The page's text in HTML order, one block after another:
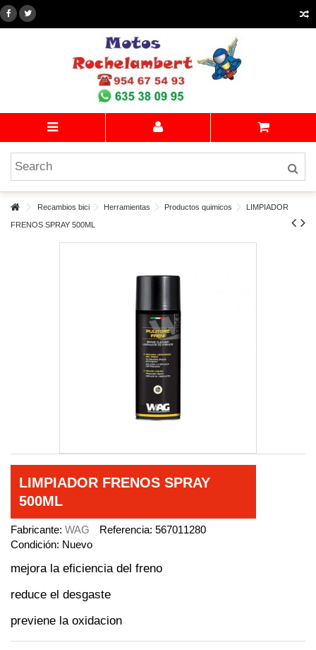
Recambios bici Herramientas Productos quimicos LIMPIADOR
FRENOS SPRAY 500ML
LIMPIADOR FRENOS SPRAY
500ML
Fabricante: WAG Referencia: 567011280
Condición: Nuevo
mejora la eficiencia del freno
reduce el desgaste
previene la oxidacion